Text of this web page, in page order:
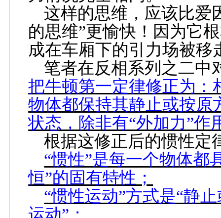
这样的思维，应该比爱
的思维”更愉快！因为它
成在车厢下的引力场被移
笔者在反相系列之二中
把牛顿第一定律修正为：
物体都保持其静止或按原
状态，除非有“外加力”作
根据这修正后的惯性定
“惯性”是每一个物体都
恒”的固有特性；
“惯性运动”方式是“静
运动”；